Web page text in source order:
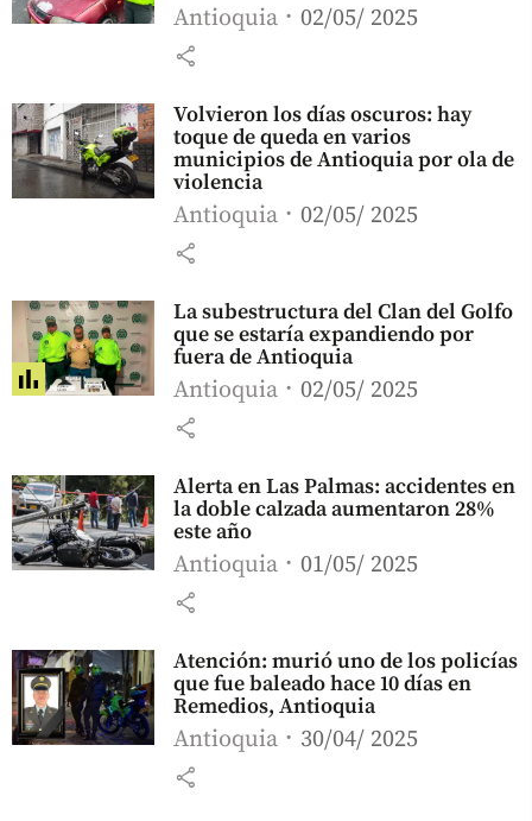
Antioquia 02/05/ 2025
share
Volvieron los días oscuros: hay
toque de queda en varios
municipios de Antioquia por ola de
violencia
Antioquia 02/05/ 2025
share
La subestructura del Clan del Golfo
que se estaría expandiendo por
fuera de Antioquia
Antioquia 02/05/ 2025
share
Alerta en Las Palmas: accidentes en
la doble calzada aumentaron 28%
este año
Antioquia 01/05/ 2025
share
Atención: murió uno de los policías
que fue baleado hace 10 días en
Remedios, Antioquia
Antioquia 30/04/ 2025
share